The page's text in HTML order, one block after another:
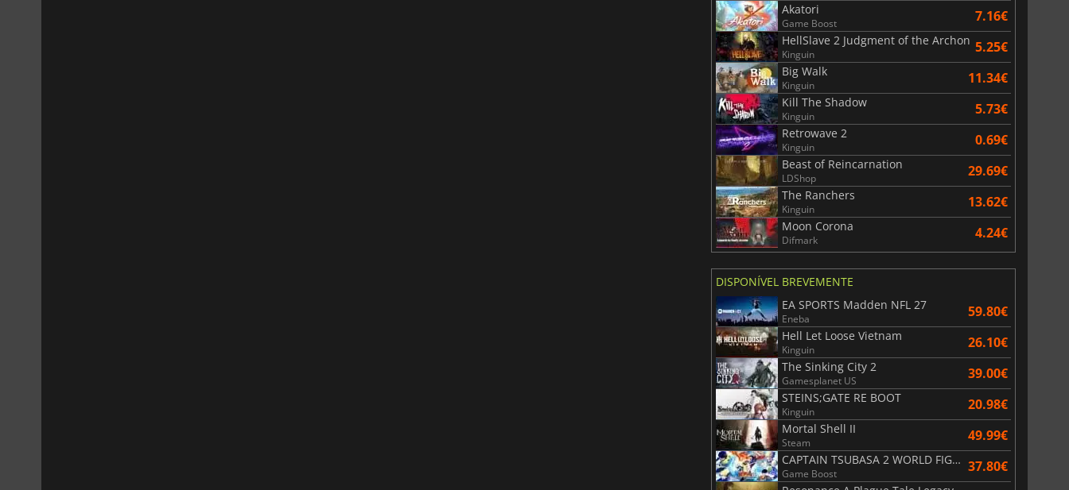
Akatori
Game Boost 7.16€
HellSlave 2 Judgment of the Archon
Kinguin 5.25€
Big Walk
Kinguin 11.34€
Kill The Shadow
Kinguin 5.73€
Retrowave 2
Kinguin 0.69€
Beast of Reincarnation
LDShop 29.69€
The Ranchers
Kinguin 13.62€
Moon Corona
Difmark 4.24€
DISPONÍVEL BREVEMENTE
EA SPORTS Madden NFL 27
Eneba 59.80€
Hell Let Loose Vietnam
Kinguin 26.10€
The Sinking City 2
Gamesplanet US 39.00€
STEINS;GATE RE BOOT
Kinguin 20.98€
Mortal Shell II
Steam 49.99€
CAPTAIN TSUBASA 2 WORLD FIGHTERS
Game Boost 37.80€